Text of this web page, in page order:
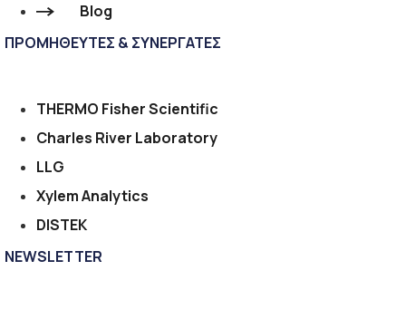
Blog
ΠΡΟΜΗΘΕΥΤΕΣ & ΣΥΝΕΡΓΑΤΕΣ
THERMO Fisher Scientific
Charles River Laboratory
LLG
Xylem Analytics
DISTEK
NEWSLETTER